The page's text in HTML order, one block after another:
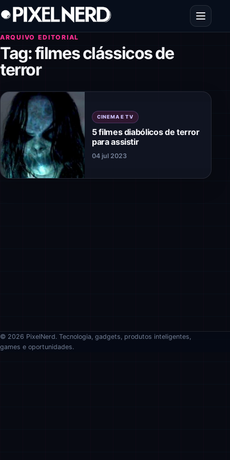
Pular para o conteúdo
Abrir
ARQUIVO EDITORIAL
Tag:filmes clássicos de
terror
CINEMA E TV
5 filmes diabólicos de terror
para assistir
04 jul 2023
© 2026 PixelNerd. Tecnologia, gadgets, produtos inteligentes,
games e oportunidades.